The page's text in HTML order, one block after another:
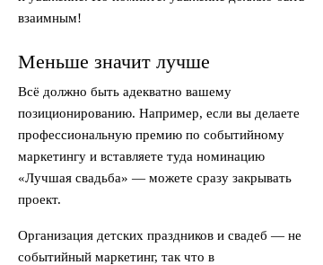
взаимным!
Меньше значит лучше
Всё должно быть адекватно вашему
позиционированию. Например, если вы делаете
профессиональную премию по событийному
маркетингу и вставляете туда номинацию
«Лучшая свадьба» — можете сразу закрывать
проект.
Организация детских праздников и свадеб — не
событийный маркетинг, так что в